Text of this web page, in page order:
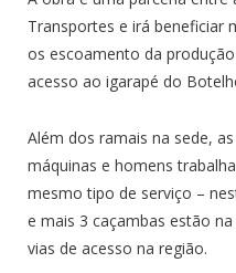
Transportes e irá beneficiar
os escoamento da
acesso ao igarapé do
Além dos ramais na sede,
máquinas e homens
mesmo tipo de serviço –
e mais 3 caçambas estão
vias de acesso na região.